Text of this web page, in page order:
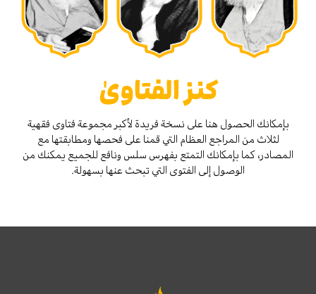
كنز الفتاوىٰ
بإمكانك الحصول هنا على نسخة فريدة لأكبر مجموعة فتاوى فقهية
لثلاث من المراجع العظام التي قمنا على فحصها ومطابقتها مع
المصادر، كما بإمكانك التمتع بفهرس سلس ونافع للجميع يمكنك من
الوصول إلى الفتوى التي تبحث عنها بسهولة.